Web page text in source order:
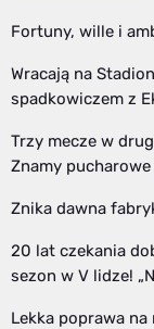
Fortuny, wille i
Wracają na
spadkowiczem z
Trzy mecze w
Znamy
Znika dawna
20 lat czekania
sezon w V lidze!
Lekka poprawa